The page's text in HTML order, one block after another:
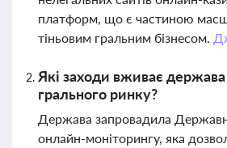
платформ, що є частиною
тіньовим гральним бізнесом.
Які заходи вживає
грального ринку?
Держава запровадила
онлайн-моніторингу, яка